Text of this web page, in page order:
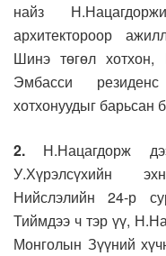
найз
архитектороор
Шинэ төгөл хотхон,
Эмбасси
хотхонуудыг барьсан
2. Н.Нацагдорж
У.Хүрэлсүхийн
Нийслэлийн 24-р
Тиймдээ ч тэр үү,
Монголын Зүүний